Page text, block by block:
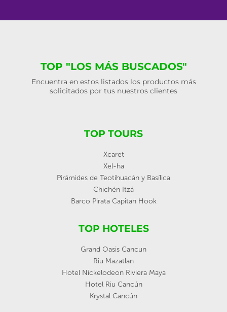
TOP "LOS MÁS BUSCADOS"
Encuentra en estos listados los productos más
solicitados por tus nuestros clientes
TOP TOURS
Xcaret
Xel-ha
Pirámides de Teotihuacán y Basílica
Chichén Itzá
Barco Pirata Capitan Hook
TOP HOTELES
Grand Oasis Cancun
Riu Mazatlan
Hotel Nickelodeon Riviera Maya
Hotel Riu Cancún
Krystal Cancún